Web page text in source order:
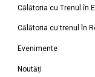
Călătoria cu Trenul în
Călătoria cu trenul în
Evenimente
Noutăți